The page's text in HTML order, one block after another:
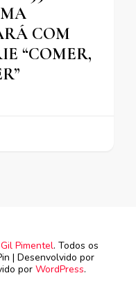
COM
“COMER,
Gil Pimentel. Todos os
| Desenvolvido por
por WordPress.